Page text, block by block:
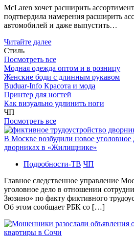
McLaren хочет расширить
подтвердила намерения расширить
автомобилей и даже выпустить…
Читайте далее
Стиль
Посмотреть все
Модная одежда оптом и в розницу
Женские боди с длинным рукавом
Buduar-Info Красота и мода
Принтер для ногтей
Как визуально удлинить ноги
ЧП
Посмотреть все
В Москве возбудили новое
дворниках в «Жилищнике»
Подробности-ТВ ЧП
Главное следственное управление
уголовное дело в отношении
Зюзино» по факту фиктивного
Об этом сообщает РБК со […]